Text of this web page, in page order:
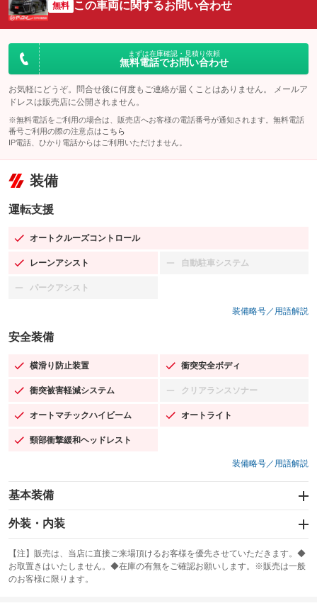
無料 この車両に関するお問い合わせ
まずは在庫確認・見積り依頼
無料電話でお問い合わせ
お気軽にどうぞ。問合せ後に何度もご連絡が届くことはありません。 メールア
ドレスは販売店に公開されません。
※無料電話をご利用の場合は、販売店へお客様の電話番号が通知されます。無料電話
番号ご利用の際の注意点は こちら
IP電話、ひかり電話からはご利用いただけません。
装備
運転支援
オートクルーズコントロール
：装備あり
レーンアシスト
：装備あり 自動駐車システム
：装備なし
パークアシスト
：装備なし
装備略号／用語解説
安全装備
横滑り防止装置
：装備あり 衝突安全ボディ
：装備あり
衝突被害軽減システム
：装備あり クリアランスソナー
：装備なし
オートマチックハイビーム
：装備あり オートライト
：装備あり
頸部衝撃緩和ヘッドレスト
：装備あり
装備略号／用語解説
基本装備
エアバッグ：運転席/助手席/サイド
：装備あり
：装備あり
サンルーフ
：装備なし ABS
外装・内装
カーナビ
：装備なし
TV
：装備なし
【注】販売は、当店に直接ご来場頂けるお客様を優先させていただきます。◆
お取置きはいたしません。◆在庫の有無をご確認お願いします。※販売は一般
のお客様に限ります。